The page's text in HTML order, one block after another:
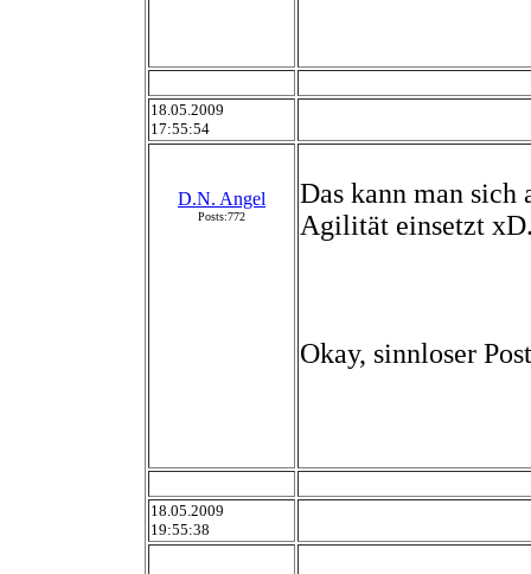
18.05.2009
17:55:54
D.N. Angel
Posts:772
Das kann man sich
Agilität einsetzt
Okay, sinnloser
18.05.2009
19:55:38